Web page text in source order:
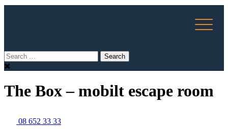
The Box – mobilt escape room
08 652 33 33